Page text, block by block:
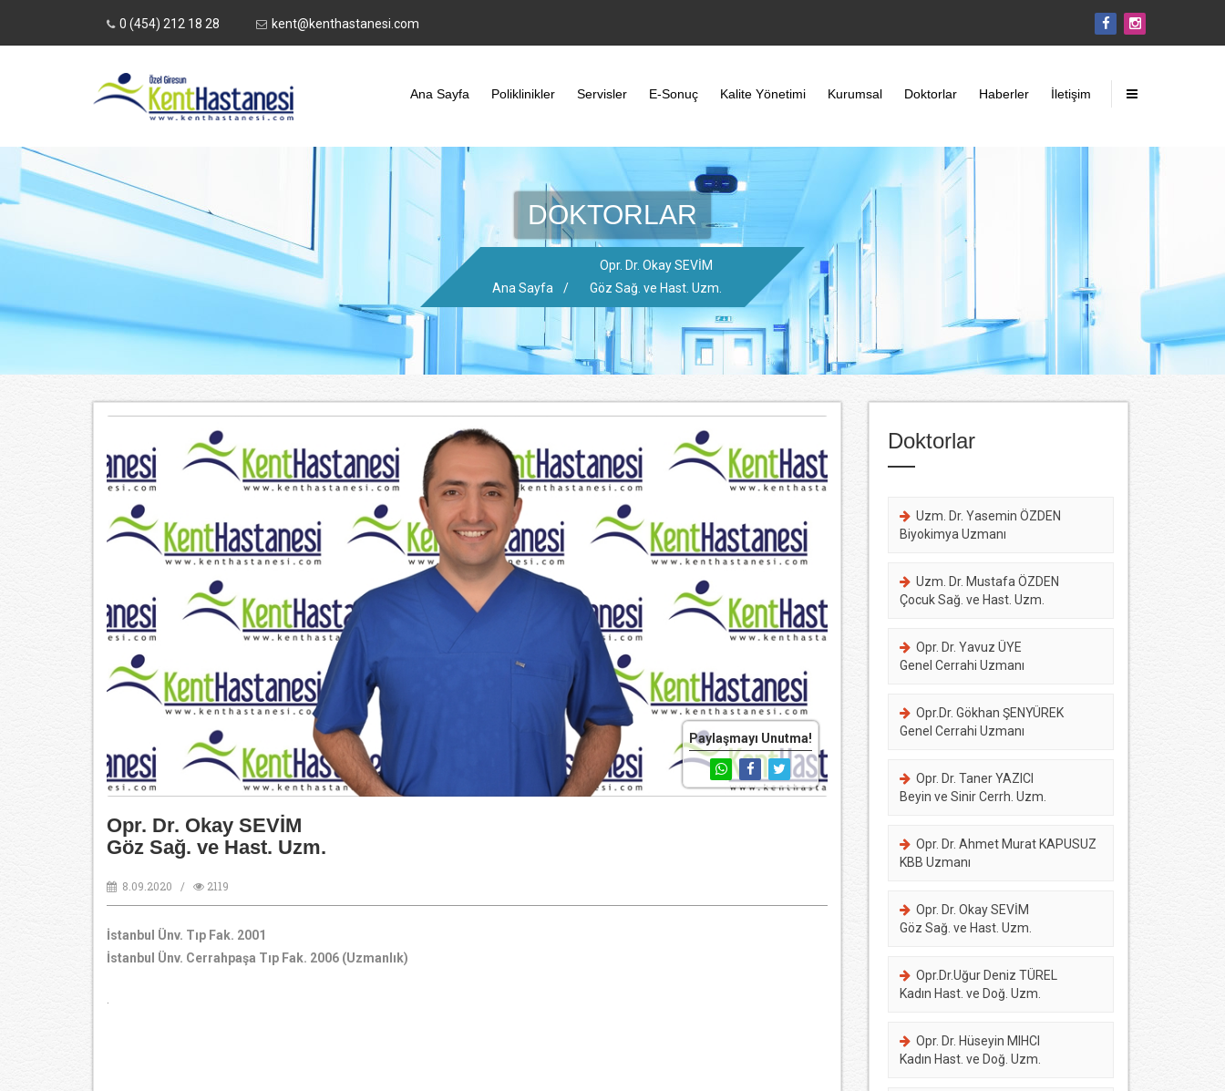
0 (454) 212 18 28 kent@kenthastanesi.com
Ana Sayfa Poliklinikler Servisler E-Sonuç Kalite Yönetimi Kurumsal Doktorlar Haberler İletişim
DOKTORLAR
Ana Sayfa /
Opr. Dr. Okay SEVİM
Göz Sağ. ve Hast. Uzm.
Paylaşmayı Unutma!
Opr. Dr. Okay SEVİM
Göz Sağ. ve Hast. Uzm.
8.09.2020 / 2119
İstanbul Ünv. Tıp Fak. 2001
İstanbul Ünv. Cerrahpaşa Tıp Fak. 2006 (Uzmanlık)
.
Doktorlar
Uzm. Dr. Yasemin ÖZDEN
Biyokimya Uzmanı
Uzm. Dr. Mustafa ÖZDEN
Çocuk Sağ. ve Hast. Uzm.
Opr. Dr. Yavuz ÜYE
Genel Cerrahi Uzmanı
Opr.Dr. Gökhan ŞENYÜREK
Genel Cerrahi Uzmanı
Opr. Dr. Taner YAZICI
Beyin ve Sinir Cerrh. Uzm.
Opr. Dr. Ahmet Murat KAPUSUZ
KBB Uzmanı
Opr. Dr. Okay SEVİM
Göz Sağ. ve Hast. Uzm.
Opr.Dr.Uğur Deniz TÜREL
Kadın Hast. ve Doğ. Uzm.
Opr. Dr. Hüseyin MIHCI
Kadın Hast. ve Doğ. Uzm.